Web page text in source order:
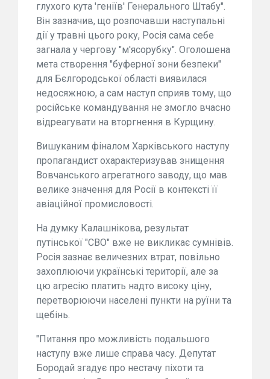
глухого кута 'геніїв' Генерального Штабу".
Він зазначив, що розпочавши наступальні
дії у травні цього року, Росія сама себе
загнала у чергову "м'ясорубку". Оголошена
мета створення "буферної зони безпеки"
для Бєлгородської області виявилася
недосяжною, а сам наступ сприяв тому, що
російське командування не змогло вчасно
відреагувати на вторгнення в Курщину.
Вишуканим фіналом Харківського наступу
пропагандист охарактеризував знищення
Вовчанського агрегатного заводу, що мав
велике значення для Росії в контексті її
авіаційної промисловості.
На думку Калашнікова, результат
путінської "СВО" вже не викликає сумнівів.
Росія зазнає величезних втрат, повільно
захоплюючи українські території, але за
цю агресію платить надто високу ціну,
перетворюючи населені пункти на руїни та
щебінь.
"Питання про можливість подальшого
наступу вже лише справа часу. Депутат
Бородай згадує про нестачу піхоти та